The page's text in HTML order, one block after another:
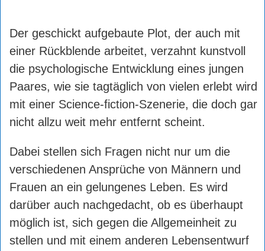
Der geschickt aufgebaute Plot, der auch mit
einer Rückblende arbeitet, verzahnt kunstvoll
die psychologische Entwicklung eines jungen
Paares, wie sie tagtäglich von vielen erlebt wird
mit einer Science-fiction-Szenerie, die doch gar
nicht allzu weit mehr entfernt scheint.
Dabei stellen sich Fragen nicht nur um die
verschiedenen Ansprüche von Männern und
Frauen an ein gelungenes Leben. Es wird
darüber auch nachgedacht, ob es überhaupt
möglich ist, sich gegen die Allgemeinheit zu
stellen und mit einem anderen Lebensentwurf